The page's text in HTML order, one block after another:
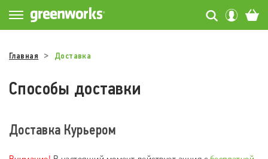
Главная Доставка
Способы доставки
Доставка Курьером